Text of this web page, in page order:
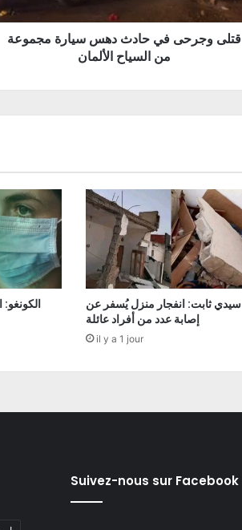
قتلى وجرحى في حادث دھس سیارة مجموعة
من السیاح الألمان
سيدي ثابت: انفجار منزل يُسفر عن
إصابة عدد من أفراد عائلة
il y a 1 jour
Suivez-nous sur Facebook